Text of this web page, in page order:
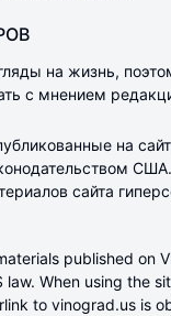
на жизнь,
с мнением
на
сайта
published on
When using the
to vinograd.us is